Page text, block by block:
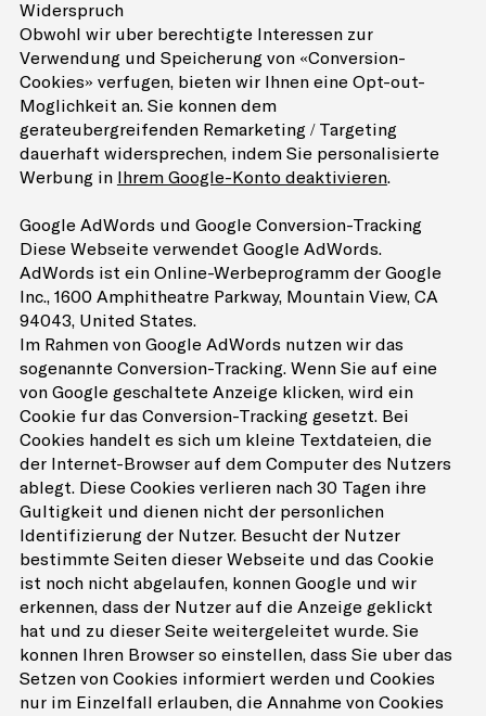
Widerspruch
Obwohl wir über berechtigte Interessen zur
Verwendung und Speicherung von «Conversion-
Cookies» verfügen, bieten wir Ihnen eine Opt-out-
Möglichkeit an. Sie können dem
geräteübergreifenden Remarketing / Targeting
dauerhaft widersprechen, indem Sie personalisierte
Werbung in
Ihrem Google-Konto deaktivieren.
Google AdWords und Google Conversion-Tracking
Diese Webseite verwendet Google AdWords.
AdWords ist ein Online-Werbeprogramm der Google
Inc., 1600 Amphitheatre Parkway, Mountain View, CA
94043, United States.
Im Rahmen von Google AdWords nutzen wir das
sogenannte Conversion-Tracking. Wenn Sie auf eine
von Google geschaltete Anzeige klicken, wird ein
Cookie für das Conversion-Tracking gesetzt. Bei
Cookies handelt es sich um kleine Textdateien, die
der Internet-Browser auf dem Computer des Nutzers
ablegt. Diese Cookies verlieren nach 30 Tagen ihre
Gültigkeit und dienen nicht der persönlichen
Identifizierung der Nutzer. Besucht der Nutzer
bestimmte Seiten dieser Webseite und das Cookie
ist noch nicht abgelaufen, können Google und wir
erkennen, dass der Nutzer auf die Anzeige geklickt
hat und zu dieser Seite weitergeleitet wurde. Sie
können Ihren Browser so einstellen, dass Sie über das
Setzen von Cookies informiert werden und Cookies
nur im Einzelfall erlauben, die Annahme von Cookies